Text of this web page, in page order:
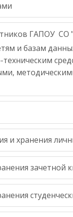
ГАПОУ СО
и базам
и хранения
зачетной